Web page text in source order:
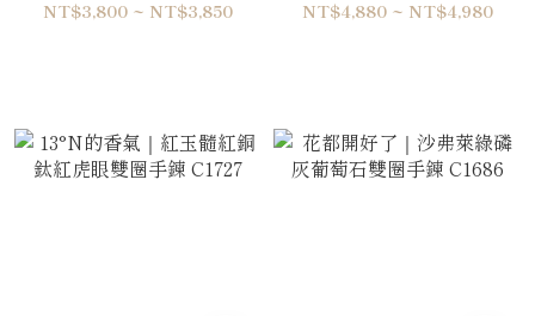
NT$3,800 ~ NT$3,850 NT$4,880 ~ NT$4,980